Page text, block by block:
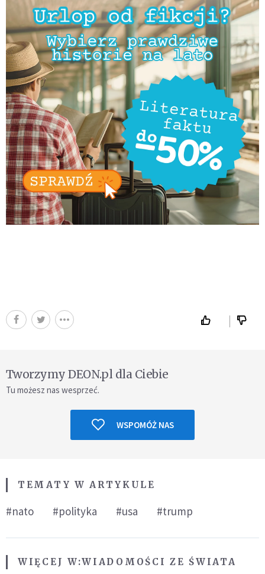
Tworzymy DEON.pl dla Ciebie
Tu możesz nas wesprzeć.
WSPOMÓŻ NAS
TEMATY W ARTYKULE
#nato #polityka #usa #trump
WIĘCEJ W:WIADOMOŚCI ZE ŚWIATA